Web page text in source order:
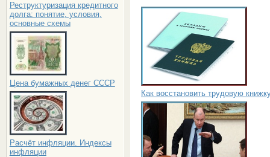
Реструктуризация кредитного
долга: понятие, условия,
основные схемы
Цена бумажных денег СССР
Расчёт инфляции. Индексы
инфляции
Как восстановить трудовую